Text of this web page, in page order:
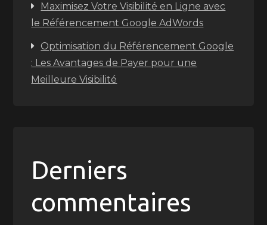
Maximisez Votre Visibilité en Ligne avec
le Référencement Google AdWords
Optimisation du Référencement Google
: Les Avantages de Payer pour une
Meilleure Visibilité
Derniers
commentaires